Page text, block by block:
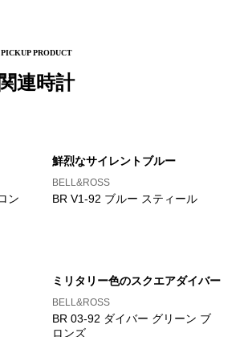
PICKUP PRODUCT
関連時計
ン
鮮烈なサイレントブルー
BELL&ROSS
BR V1-92 ブルー スティール
ミリタリー色のスクエアダイバー
BELL&ROSS
BR 03-92 ダイバー グリーン ブ
ロンズ